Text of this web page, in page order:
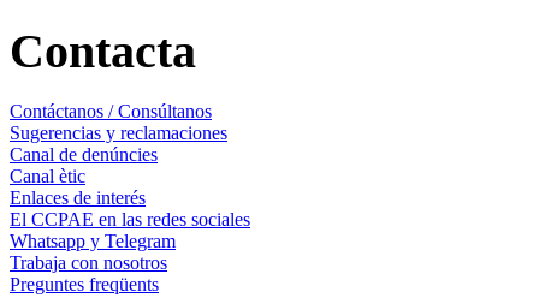
Contacta
Contáctanos / Consúltanos
Sugerencias y reclamaciones
Canal de denúncies
Canal ètic
Enlaces de interés
El CCPAE en las redes sociales
Whatsapp y Telegram
Trabaja con nosotros
Preguntes freqüents